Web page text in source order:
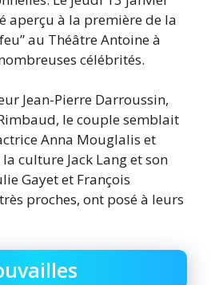
aperçu à la première de la
au Théâtre Antoine à
célébrités.
Jean-Pierre Darroussin,
le couple semblait
Anna Mouglalis et
culture Jack Lang et son
Gayet et François
proches, ont posé à leurs